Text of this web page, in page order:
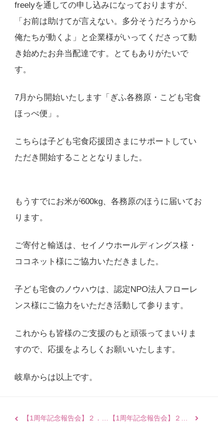
freelyを通しての申し込みになっておりますが、
「お前は助けてが言えない。多分そうだろうから
俺たちが動くよ」と企業様がいってくださって動
き始めたお弁当配達です。とてもありがたいで
す。
7月から開始いたします「ぎふ各務原・こども宅食
ほっぺ便」。
こちらは子ども宅食応援団さまにサポートしてい
ただき開始することとなりました。
もうすでにお米が600kg、各務原のほうに届いてお
ります。
ご寄付と輸送は、セイノウホールディングス様・
ココネット様にご協力いただきました。
子ども宅食のノウハウは、認定NPO法人フローレ
ンス様にご協力をいただき活動して参ります。
これからも皆様のご支援のもと頑張ってまいりま
すので、応援をよろしくお願いいたします。
岐阜からは以上です。
【1周年記念報告会】２．コロナに苦しむひとり親家庭支援の現状「専門家による相談会《ひとり親パートナーズマッチングDAY》の開催」香川ぼしふしの会／田中佐緒さん 【1周年記念報告会】２．コロナに苦しむひとり親家庭支援の現状「サッカーの長友選手とクラウドファンディングでひとり親支援活動に助成」フローレンス／山崎岳さん